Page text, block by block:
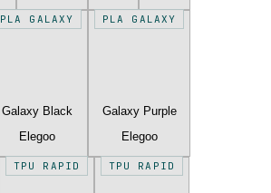
PLA GALAXY
Galaxy Black
Elegoo
PLA GALAXY
Galaxy Purple
Elegoo
TPU RAPID TPU RAPID